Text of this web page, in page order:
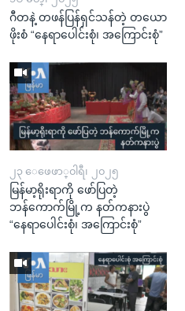
ဂီတနဲ့ တဖန်ပြန်ရှင်သန်တဲ့ တယော
ဖိုးစံ “နေရာပေါင်းစုံ၊ အကြောင်းစုံ”
၂၃ ေဖေဖာ္၀ါရီ၊ ၂၀၂၅
မြန်မာ့ရိုးရာကို ဖော်ပြတဲ့
ဘန်ကောက်မြို့က နတ်ကနားပွဲ
“နေရာပေါင်းစုံ၊ အကြောင်းစုံ”